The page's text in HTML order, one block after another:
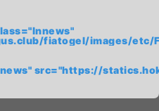
fiatogel/images/etc/
src="https://